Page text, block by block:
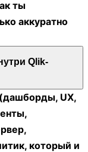
ты
аккуратно
Qlik-
(дашборды, UX,
который и